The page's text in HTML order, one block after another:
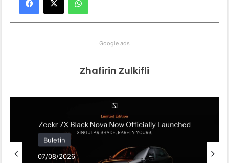
Google ads
Zhafirin Zulkifli
Buletin
07/08/2026